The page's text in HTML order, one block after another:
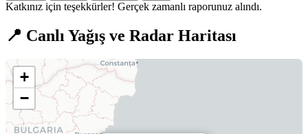
Katkınız için teşekkürler! Gerçek zamanlı raporunuz alındı.
📍 Canlı Yağış ve Radar Haritası
+
−